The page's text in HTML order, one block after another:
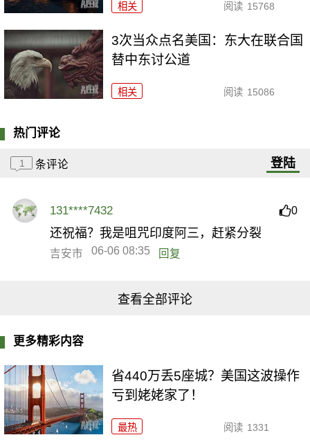
相关 阅读 15768
3次当众点名美国：东大在联合国
替中东讨公道
相关 阅读 15086
热门评论
1 条评论 登陆
131****7432 0
还祝福？我是咀咒印度阿三，赶紧分裂
吉安市 06-06 08:35 回复
查看全部评论
更多精彩内容
省440万丢5座城？美国这波操作
亏到姥姥家了！
最热 阅读 1331